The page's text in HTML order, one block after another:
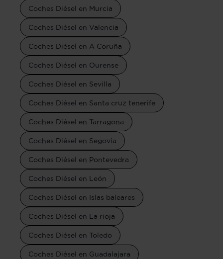
Coches Diésel en Murcia
Coches Diésel en Valencia
Coches Diésel en A Coruña
Coches Diésel en Ourense
Coches Diésel en Sevilla
Coches Diésel en Santa cruz tenerife
Coches Diésel en Tarragona
Coches Diésel en Segovia
Coches Diésel en Pontevedra
Coches Diésel en León
Coches Diésel en Islas baleares
Coches Diésel en La rioja
Coches Diésel en Toledo
Coches Diésel en Guadalajara